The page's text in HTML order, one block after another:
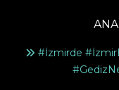
#İzmirde